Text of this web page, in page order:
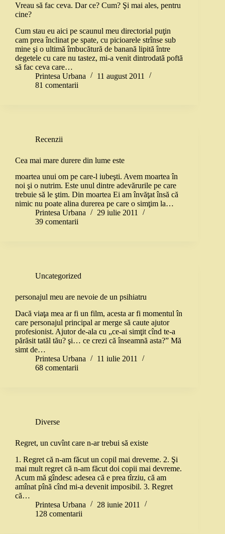
Vreau să fac ceva. Dar ce? Cum? Şi mai ales, pentru
cine?
Cum stau eu aici pe scaunul meu directorial puţin
cam prea înclinat pe spate, cu picioarele strînse sub
mine şi o ultimă îmbucătură de banană lipită între
degetele cu care nu tastez, mi-a venit dintrodată poftă
să fac ceva care…
Printesa Urbana
11 august 2011
81 comentarii
Recenzii
Cea mai mare durere din lume este
moartea unui om pe care-l iubeşti. Avem moartea în
noi şi o nutrim. Este unul dintre adevărurile pe care
trebuie să le ştim. Din moartea Ei am învăţat însă că
nimic nu poate alina durerea pe care o simţim la…
Printesa Urbana
29 iulie 2011
39 comentarii
Uncategorized
personajul meu are nevoie de un psihiatru
Dacă viaţa mea ar fi un film, acesta ar fi momentul în
care personajul principal ar merge să caute ajutor
profesionist. Ajutor de-ala cu „ce-ai simţit cînd te-a
părăsit tatăl tău? şi… ce crezi că înseamnă asta?” Mă
simt de…
Printesa Urbana
11 iulie 2011
68 comentarii
Diverse
Regret, un cuvînt care n-ar trebui să existe
1. Regret că n-am făcut un copil mai dreveme. 2. Şi
mai mult regret că n-am făcut doi copii mai devreme.
Acum mă gîndesc adesea că e prea tîrziu, că am
amînat pînă cînd mi-a devenit imposibil. 3. Regret
că…
Printesa Urbana
28 iunie 2011
128 comentarii